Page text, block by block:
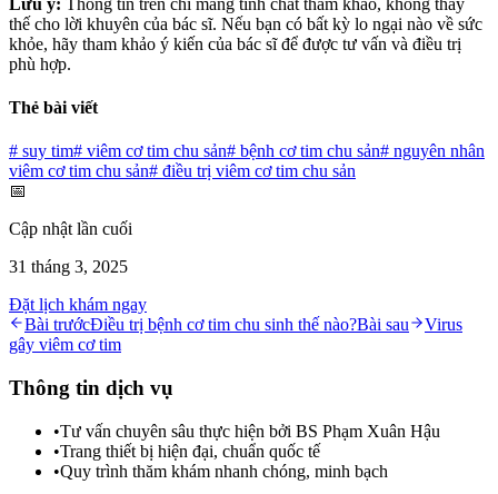
thế cho lời khuyên của bác sĩ. Nếu bạn có bất kỳ lo ngại nào về sức
khỏe, hãy tham khảo ý kiến của bác sĩ để được tư vấn và điều trị
phù hợp.
Thẻ bài viết
# suy tim# viêm cơ tim chu sản# bệnh cơ tim chu sản# nguyên nhân
viêm cơ tim chu sản# điều trị viêm cơ tim chu sản
📅
Cập nhật lần cuối
31 tháng 3, 2025
Đặt lịch khám ngay
Bài trướcĐiều trị bệnh cơ tim chu sinh thế nào?Bài sau
Virus
gây viêm cơ tim
Thông tin dịch vụ
•Tư vấn chuyên sâu thực hiện bởi BS Phạm Xuân Hậu
•Trang thiết bị hiện đại, chuẩn quốc tế
•Quy trình thăm khám nhanh chóng, minh bạch